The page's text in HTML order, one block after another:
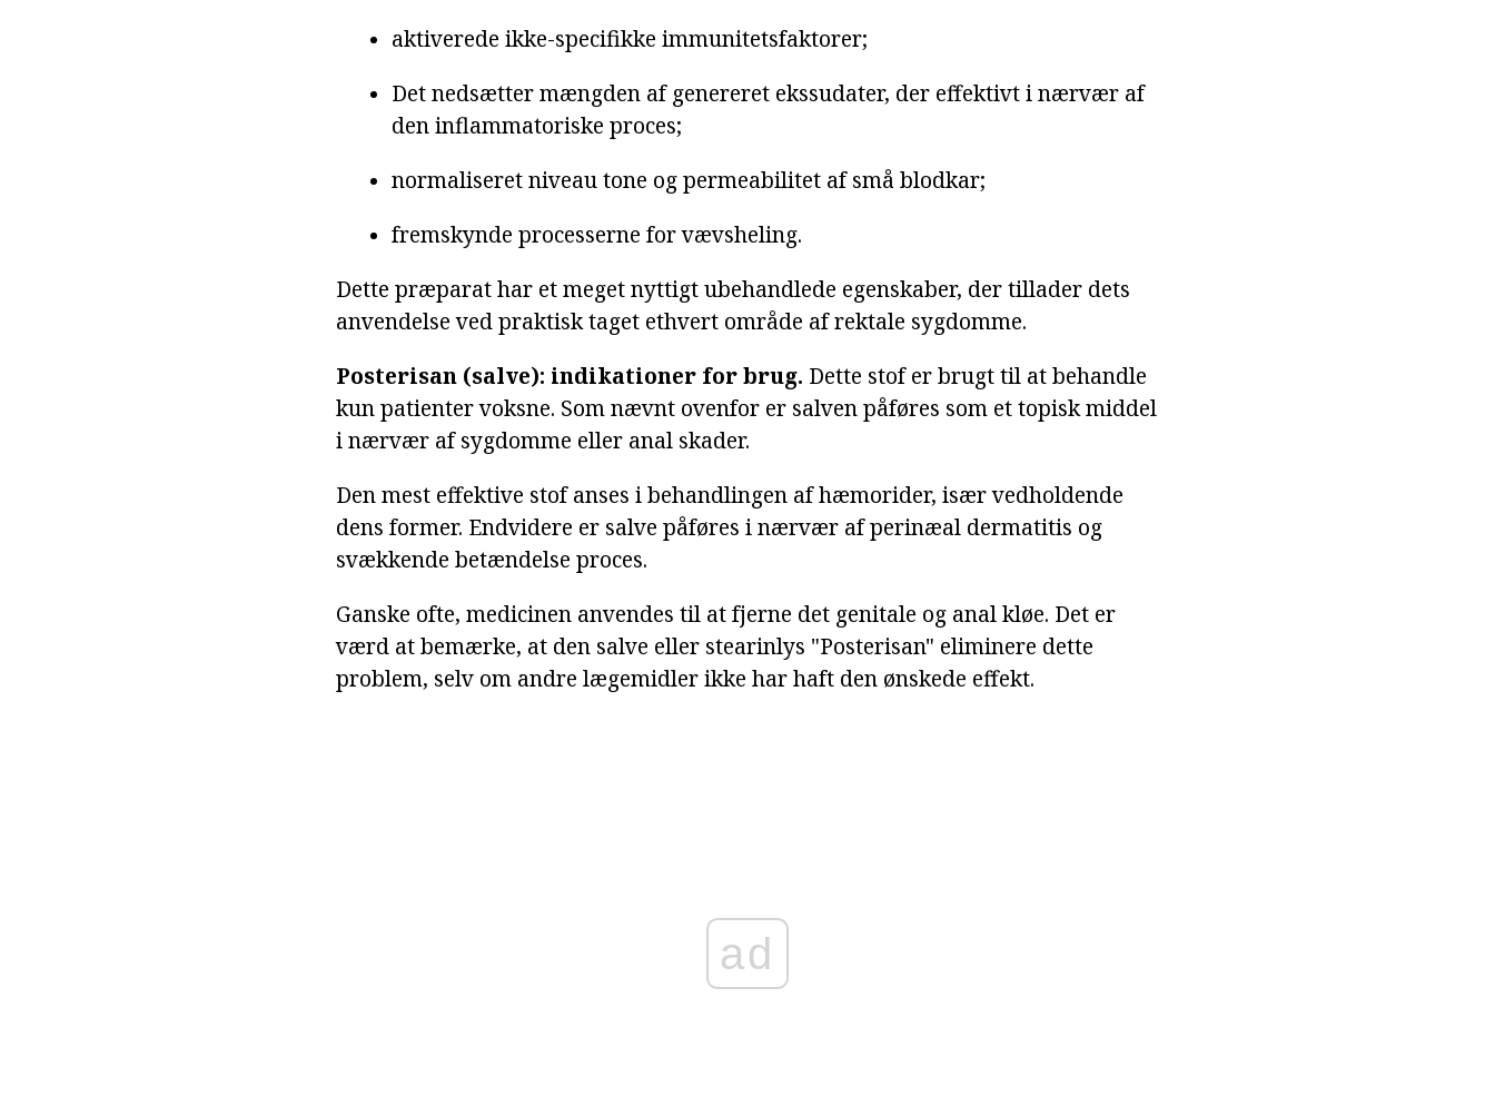
aktiverede ikke-specifikke immunitetsfaktorer;
Det nedsætter mængden af genereret ekssudater, der effektivt i nærvær af
den inflammatoriske proces;
normaliseret niveau tone og permeabilitet af små blodkar;
fremskynde processerne for vævsheling.
Dette præparat har et meget nyttigt ubehandlede egenskaber, der tillader dets
anvendelse ved praktisk taget ethvert område af rektale sygdomme.
Posterisan (salve): indikationer for brug. Dette stof er brugt til at behandle
kun patienter voksne. Som nævnt ovenfor er salven påføres som et topisk middel
i nærvær af sygdomme eller anal skader.
Den mest effektive stof anses i behandlingen af hæmorider, især vedholdende
dens former. Endvidere er salve påføres i nærvær af perinæal dermatitis og
svækkende betændelse proces.
Ganske ofte, medicinen anvendes til at fjerne det genitale og anal kløe. Det er
værd at bemærke, at den salve eller stearinlys "Posterisan" eliminere dette
problem, selv om andre lægemidler ikke har haft den ønskede effekt.
ad